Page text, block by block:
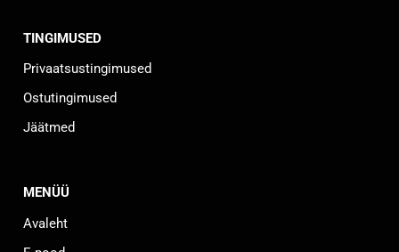
TINGIMUSED
Privaatsustingimused
Ostutingimused
Jäätmed
MENÜÜ
Avaleht